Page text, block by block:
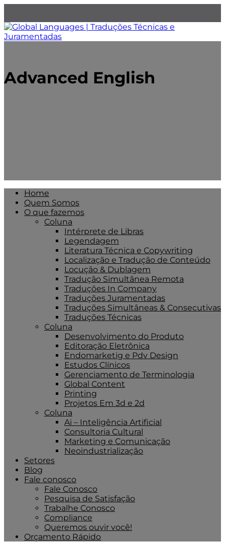
Advanced English
Home
Quem Somos
O que fazemos
Coluna
Intérprete de Libras
Legendagem
Literatura Técnica e Copywriting
Localização e Tradução de Conteúdo
Locução & Dublagem
Tradução Simultânea Remota
Traduções In Company
Traduções Juramentadas
Traduções Simultâneas & Consecutivas
Traduções Técnicas
Coluna
Desenvolvimento do Produto
Editoração Eletrônica
Endomarketig e Pdv Design
Estudos Clínicos
Gerenciamento de Terminologia
Global Content
Printing
Projetos Em 3d e 2d
Coluna
Ai – Inteligência Artificial
Consultoria Cultural
Marketing e Comunicação
Neoindustrialização
Setores
Blog
Fale conosco
Fale Conosco
Pesquisa de Satisfação
Trabalhe Conosco
Compliance
Queremos ouvir você!
Orçamento Rápido